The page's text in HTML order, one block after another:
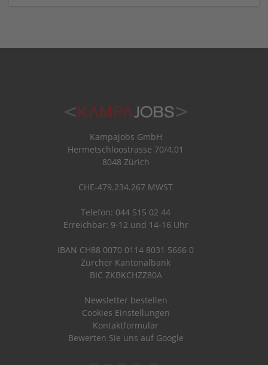
Kampajobs GmbH
Hermetschloostrasse 70/4.01
8048 Zürich
CHE-479.234.267 MWST
Telefon: 044 515 02 44
Erreichbar: 9-12 und 14-16 Uhr
IBAN CH88 0070 0114 8031 5666 0
Zürcher Kantonalbank
BIC ZKBKCHZZ80A
Newsletter bestellen
Cookies Einstellungen
Kontaktformular
Bewerten Sie uns auf Google